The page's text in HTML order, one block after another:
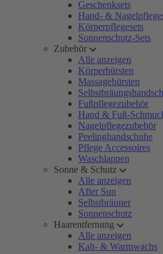
Geschenksets
Hand- &
Körperpflegesets
Sonnenschutz-Sets
Zubehör
Alle anzeigen
Körperbürsten
Massagebürsten
Fußpflegezubehör
Hand & Fuß-
Nagelpflegezubehör
Peelinghandschuhe
Pflege Accessoires
Waschlappen
Sonne & Schutz
Alle anzeigen
After Sun
Selbstbräuner
Sonnenschutz
Haarentfernung
Alle anzeigen
Kalt- & Warmwachs